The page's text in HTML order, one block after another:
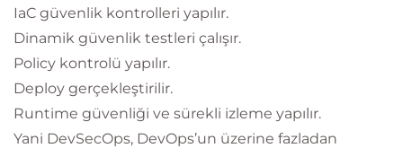
IaC güvenlik kontrolleri yapılır.
Dinamik güvenlik testleri çalışır.
Policy kontrolü yapılır.
Deploy gerçekleştirilir.
Runtime güvenliği ve sürekli izleme yapılır.
Yani DevSecOps, DevOps’un üzerine fazladan